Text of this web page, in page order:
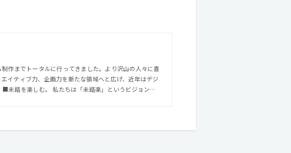
作までトータルに行ってきました。より沢山の人々に喜
イティブ力、企画力を新たな領域へと広げ、近年はデジ